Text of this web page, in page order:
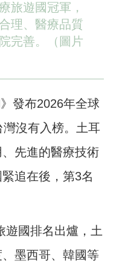
旅遊國冠軍，
理、醫療品質
完善。（圖片
發布2026年全球
沒有入榜。土耳
先進的醫療技術
追在後，第3名
遊國排名出爐，土
墨西哥、韓國等